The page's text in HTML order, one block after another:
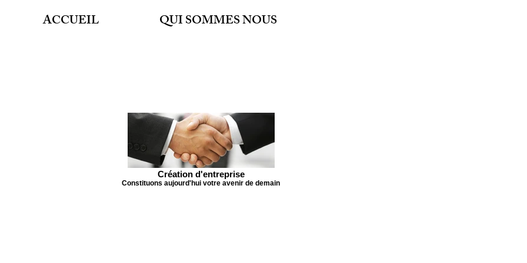
ACCUEIL QUI SOMMES NOUS
Création d'entreprise
Constituons aujourd'hui votre avenir de demain